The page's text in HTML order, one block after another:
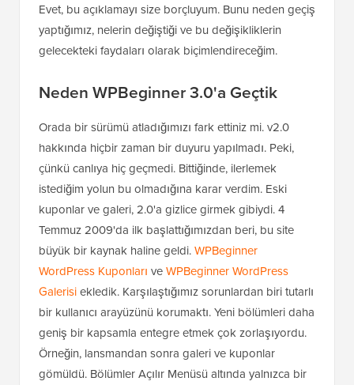
Evet, bu açıklamayı size borçluyum. Bunu neden geçiş
yaptığımız, nelerin değiştiği ve bu değişikliklerin
gelecekteki faydaları olarak biçimlendireceğim.
Neden WPBeginner 3.0'a Geçtik
Orada bir sürümü atladığımızı fark ettiniz mi. v2.0
hakkında hiçbir zaman bir duyuru yapılmadı. Peki,
çünkü canlıya hiç geçmedi. Bittiğinde, ilerlemek
istediğim yolun bu olmadığına karar verdim. Eski
kuponlar ve galeri, 2.0'a gizlice girmek gibiydi. 4
Temmuz 2009'da ilk başlattığımızdan beri, bu site
büyük bir kaynak haline geldi.WPBeginner
WordPress Kuponları veWPBeginner WordPress
Galerisiekledik. Karşılaştığımız sorunlardan biri tutarlı
bir kullanıcı arayüzünü korumaktı. Yeni bölümleri daha
geniş bir kapsamla entegre etmek çok zorlaşıyordu.
Örneğin, lansmandan sonra galeri ve kuponlar
gömüldü. Bölümler Açılır Menüsü altında yalnızca bir